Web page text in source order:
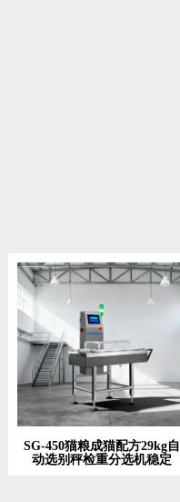
SG-450猫粮成猫配方29kg自
动选别秤检重分选机稳定